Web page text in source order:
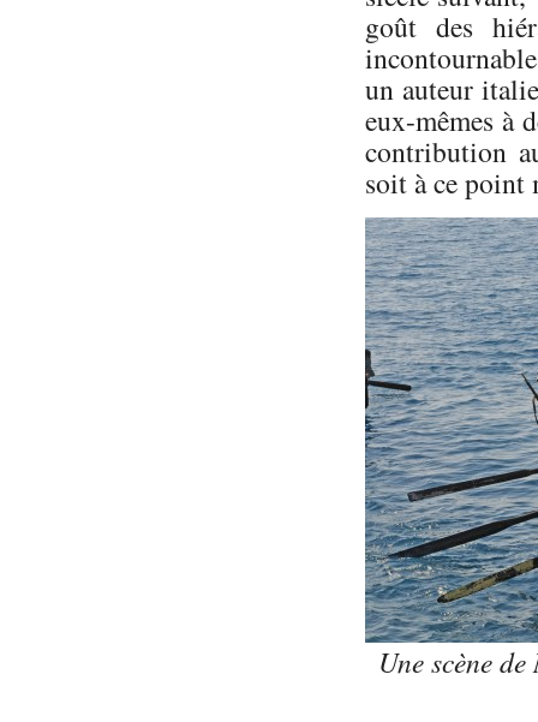
goût des
un auteur
eux-mêmes à
contribution
soit à ce point
Une scène